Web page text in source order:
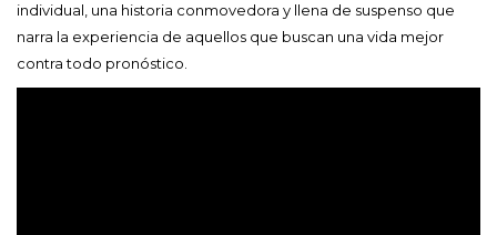
individual, una historia conmovedora y llena de suspenso que
narra la experiencia de aquellos que buscan una vida mejor
contra todo pronóstico.